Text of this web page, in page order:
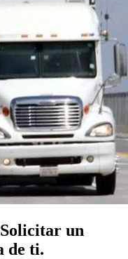
un
de ti.